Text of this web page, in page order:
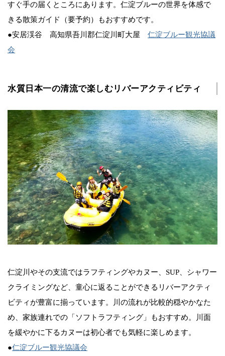
すぐ手の届くところにあります。仁淀ブルーの世界を体感で
きる散策ガイド（要予約）もおすすめです。
●安居渓谷 高知県吾川郡仁淀川町大屋 仁淀ブルー観光協議
会
水質日本一の清流で楽しむリバーアクティビティ
仁淀川やその支流ではラフティングやカヌー、SUP、シャワー
クライミングなど、童心に返ることができるリバーアクティ
ビティが豊富に揃っています。川の流れが比較的穏やかなた
め、家族連れでの「ソフトラフティング」もおすすめ。川面
を緩やかに下るカヌーは初心者でも気軽に楽しめます。
●仁淀ブルー観光協議会